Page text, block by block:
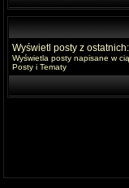
Wyświetl posty z ostatnich:
Wyświetla posty napisane w
Posty i Tematy